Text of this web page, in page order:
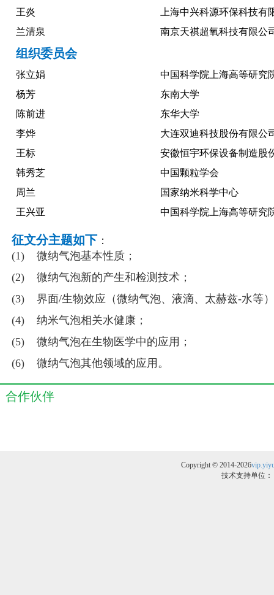
王炎
上海中兴科源环保科技有
兰清泉
南京天祺超氧科技有限公
组织委员会
张立娟
中国科学院上海高等研究
杨芳
陈前进
东南大学
东华大学
李烨
大连双迪科技股份有限公
王标
安徽恒宇环保设备制造股
韩秀芝
中国颗粒学会
周兰
国家纳米科学中心
王兴亚
中国科学院上海高等研究
征文分主题如下 ：
(1) 微纳气泡基本性质；
(2) 微纳气泡新的产生和检测技术；
(3) 界面/生物效应（微纳气泡、液滴、太赫兹-水等
(4) 纳米气泡相关水健康；
(5) 微纳气泡在生物医学中的应用；
(6) 微纳气泡其他领域的应用。
合作伙伴
Copyright © 2014-2026
技术支持单位